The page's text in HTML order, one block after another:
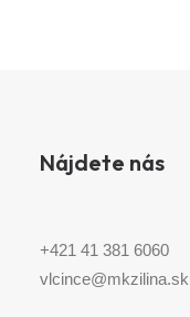
Nájdete nás
+421 41 381 6060
vlcince@mkzilina.sk